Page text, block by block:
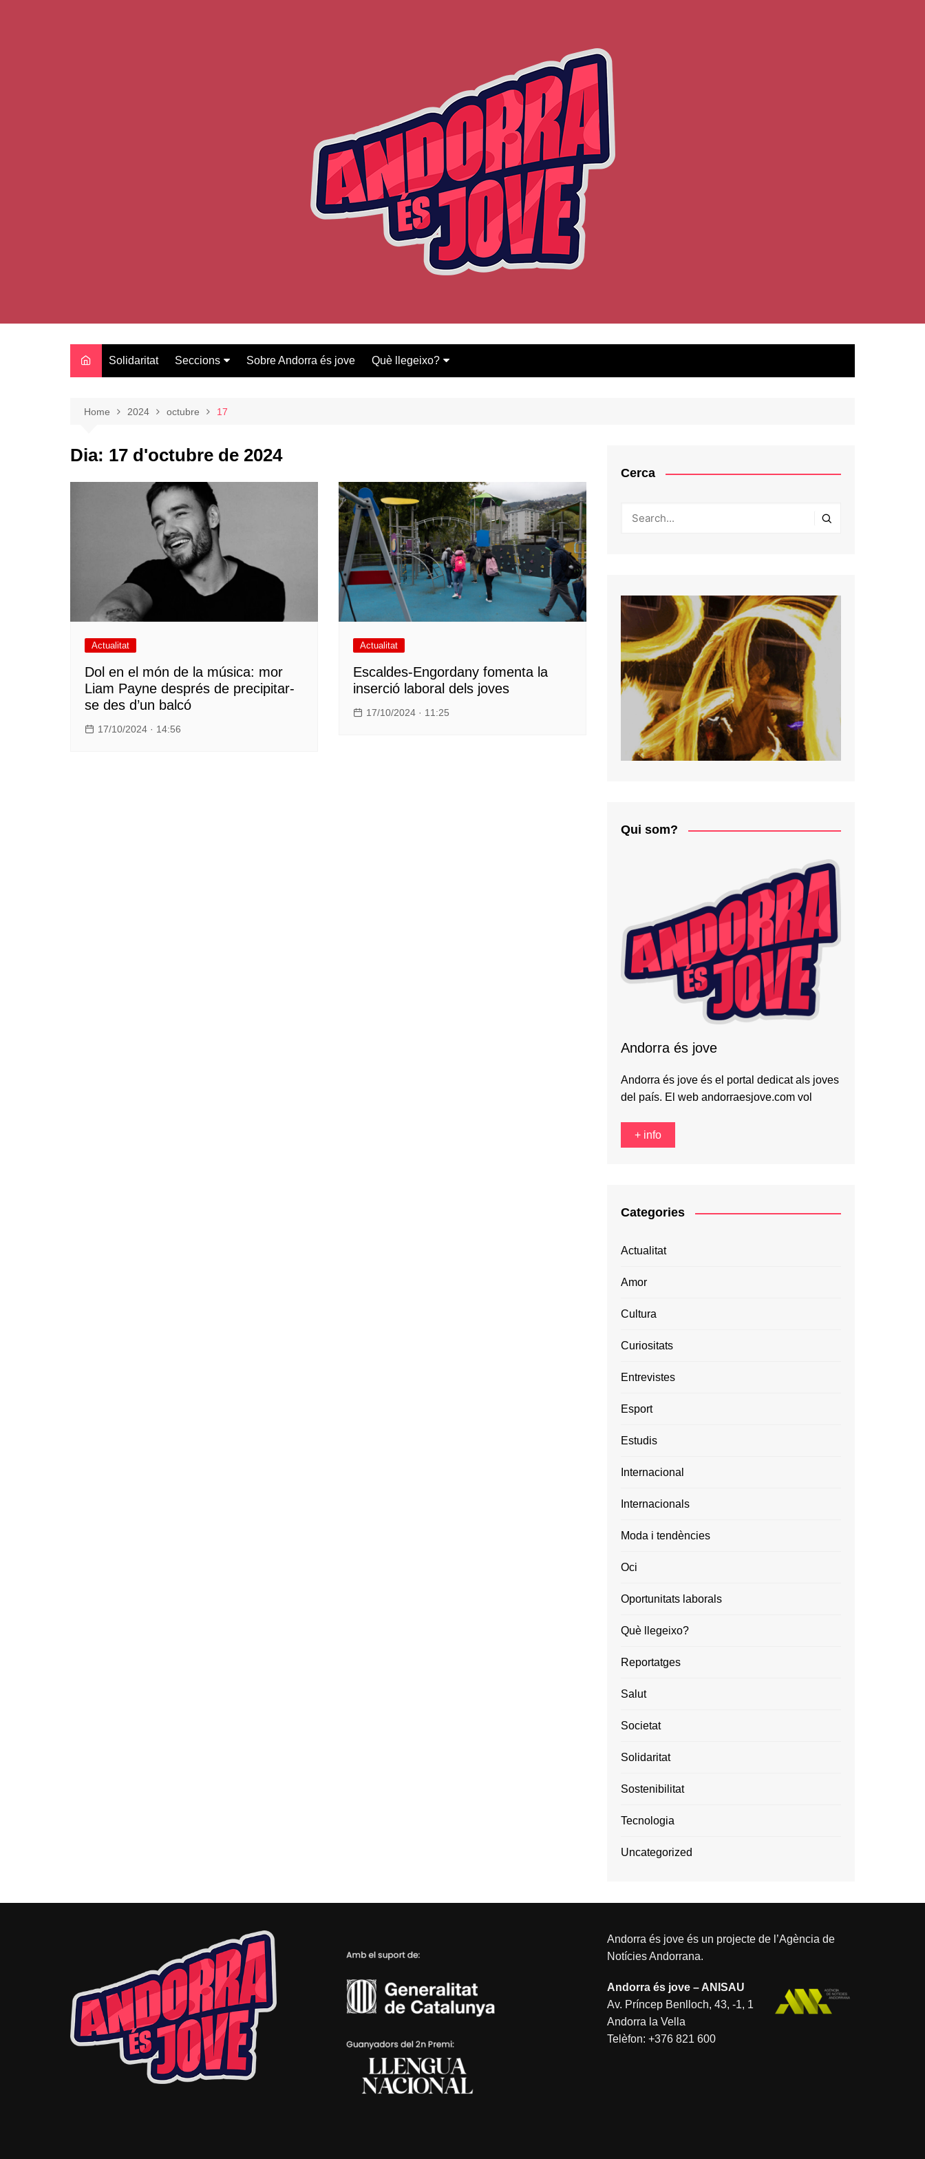
Solidaritat Seccions
Oci
Entrevistes
Salut
Estudis
Tecnologia
Amor
Moda i tendències
Sobre Andorra és jove Què llegeixo?
Home 2024 octubre 17
Dia: 17 d'octubre de 2024
Actualitat
Dol en el món de la música: mor
Liam Payne després de precipitar-
se des d’un balcó
17/10/2024 · 14:56
Actualitat
Escaldes-Engordany fomenta la
inserció laboral dels joves
17/10/2024 · 11:25
Cerca
Qui som?
Andorra és jove
Andorra és jove és el portal dedicat als joves
del país. El web andorraesjove.com vol
+ info
Categories
Actualitat
Amor
Cultura
Curiositats
Entrevistes
Esport
Estudis
Internacional
Internacionals
Moda i tendències
Oci
Oportunitats laborals
Què llegeixo?
Reportatges
Salut
Societat
Solidaritat
Sostenibilitat
Tecnologia
Uncategorized
Andorra és jove és un projecte de l’Agència de
Notícies Andorrana.
Andorra és jove – ANISAU
Av. Príncep Benlloch, 43, -1, 1
Andorra la Vella
Telèfon: +376 821 600